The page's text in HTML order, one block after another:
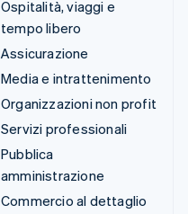
Ospitalità, viaggi e
tempo libero
Assicurazione
Media e intrattenimento
Organizzazioni non profit
Servizi professionali
Pubblica
amministrazione
Commercio al dettaglio